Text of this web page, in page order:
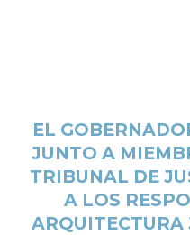
EL
JUNTO A
TRIBUNAL DE
A LOS